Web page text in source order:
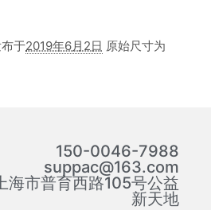
于2019年6月2日 原始尺寸为
150-0046-7988
suppac@163.com
海市普育西路105号公益
新天地